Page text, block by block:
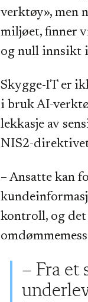
verktøy», men
miljøet, finner
og null innsikt i
Skygge-IT er
i bruk AI-
lekkasje av
NIS2-
– Ansatte kan
kontroll, og det
– Fra et